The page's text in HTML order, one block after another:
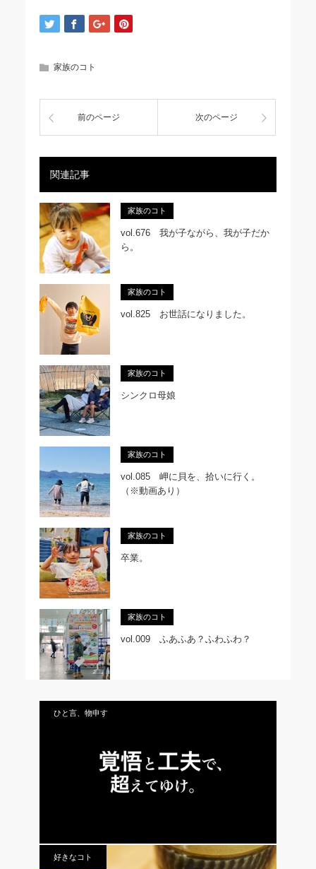
家族のコト
前のページ 次のページ
関連記事
家族のコト
vol.676 我が子ながら、我が子だか
ら。
家族のコト
vol.825 お世話になりました。
家族のコト
シンクロ母娘
家族のコト
vol.085 岬に貝を、拾いに行く。
（※動画あり）
家族のコト
卒業。
家族のコト
vol.009 ふあふあ？ふわふわ？
ひと言、物申す
好きなコト